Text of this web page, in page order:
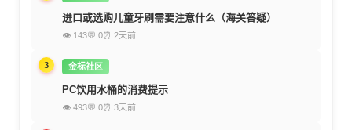
进口或选购儿童牙刷需要注意什么（海关答疑）
👁 143💬 0⏰ 2天前
3 金标社区
PC饮用水桶的消费提示
👁 493💬 0⏰ 3天前